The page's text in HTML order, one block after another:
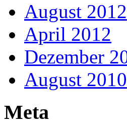
August 2012
April 2012
Dezember
August 2010
Meta